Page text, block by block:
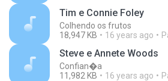
Tim e Connie Foley
Colhendo os frutos
18,947 KB
16 years ago
Steve e Annete Woods
Confian�a
11,982 KB
16 years ago